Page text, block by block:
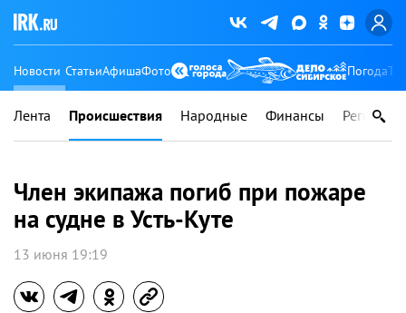
Новости СтатьиАфишаФото Погода
Лента Происшествия Народные Финансы Регионы
Член экипажа погиб при пожаре
на судне в Усть-Куте
13 июня 19:19